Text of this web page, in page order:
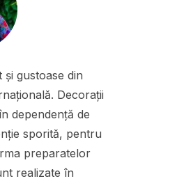
gustoase din
Decorații
dependență de
sporită, pentru
preparatelor
realizate în